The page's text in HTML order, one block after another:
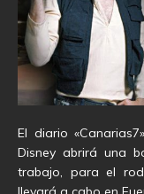
El diario
Disney abrirá una
trabajo, para el